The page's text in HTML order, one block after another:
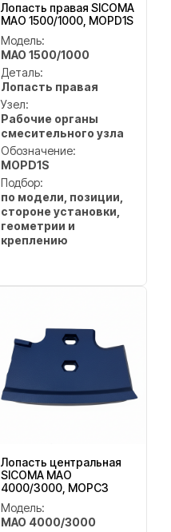
Лопасть правая SICOMA
MAO 1500/1000, MOPD1S
Модель:
MAO 1500/1000
Деталь:
Лопасть правая
Узел:
Рабочие органы
смесительного узла
Обозначение:
MOPD1S
Подбор:
по модели, позиции,
стороне установки,
геометрии и
креплению
Лопасть центральная
SICOMA MAO
4000/3000, MOPC3
Модель:
MAO 4000/3000